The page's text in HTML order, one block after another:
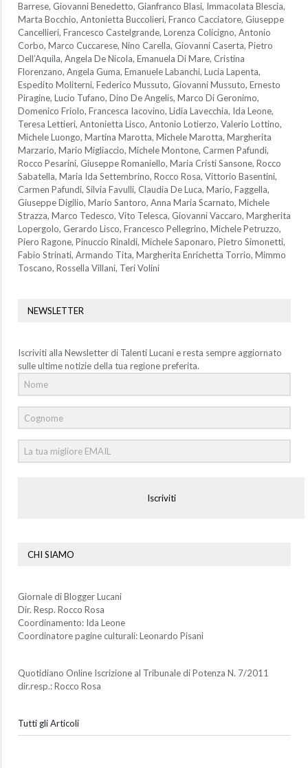
Barrese, Giovanni Benedetto, Gianfranco Blasi, Immacolata Blescia,
Marta Bocchio, Antonietta Buccolieri, Franco Cacciatore, Giuseppe
Cancellieri, Francesco Castelgrande, Lorenza Colicigno, Antonio
Corbo, Marco Cuccarese, Nino Carella, Giovanni Caserta, Pietro
Dell’Aquila, Angela De Nicola, Emanuela Di Mare, Cristina
Florenzano, Angela Guma, Emanuele Labanchi, Lucia Lapenta,
Espedito Moliterni, Federico Mussuto, Giovanni Mussuto, Ernesto
Piragine, Lucio Tufano, Dino De Angelis, Marco Di Geronimo,
Domenico Friolo, Francesca Iacovino, Lidia Lavecchia, Ida Leone,
Teresa Lettieri, Antonietta Lisco, Antonio Lotierzo, Valerio Lottino,
Michele Luongo, Martina Marotta, Michele Marotta, Margherita
Marzario, Mario Migliaccio, Michele Montone, Carmen Pafundi,
Rocco Pesarini, Giuseppe Romaniello, Maria Cristi Sansone, Rocco
Sabatella, Maria Ida Settembrino, Rocco Rosa, Vittorio Basentini,
Carmen Pafundi, Silvia Favulli, Claudia De Luca, Mario, Faggella,
Giuseppe Digilio, Mario Santoro, Anna Maria Scarnato, Michele
Strazza, Marco Tedesco, Vito Telesca, Giovanni Vaccaro, Margherita
Lopergolo, Gerardo Lisco, Francesco Pellegrino, Michele Petruzzo,
Piero Ragone, Pinuccio Rinaldi, Michele Saponaro, Pietro Simonetti,
Fabio Strinati, Armando Tita, Margherita Enrichetta Torrio, Mimmo
Toscano, Rossella Villani, Teri Volini
NEWSLETTER
Iscriviti alla Newsletter di Talenti Lucani e resta sempre aggiornato
sulle ultime notizie della tua regione preferita.
Iscriviti
CHI SIAMO
Giornale di Blogger Lucani
Dir. Resp. Rocco Rosa
Coordinamento: Ida Leone
Coordinatore pagine culturali: Leonardo Pisani
Quotidiano Online Iscrizione al Tribunale di Potenza N. 7/2011
dir.resp.: Rocco Rosa
Tutti gli Articoli